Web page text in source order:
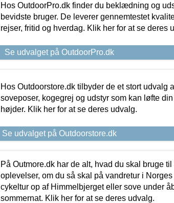
Hos OutdoorPro.dk finder du beklædning og
bevidste bruger. De leverer gennemtestet
rejser, fritid og hverdag. Klik her for at se deres
Se udvalget på OutdoorPro.dk
Hos Outdoorstore.dk tilbyder de et stort udvalg
soveposer, kogegrej og udstyr som kan løfte
højder. Klik her for at se deres udvalg.
Se udvalget på Outdoorstore.dk
På Outmore.dk har de alt, hvad du skal bruge
oplevelser, om du så skal på vandretur i
cykeltur op af Himmelbjerget eller sove under
sommernat. Klik her for at se deres udvalg.